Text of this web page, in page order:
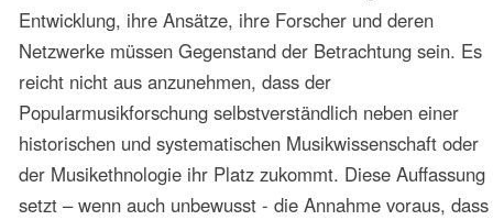
Volkskultur mit ihrer Konnotation des Höheren bzw.
Niederen richtete, war das Hauptanliegen von
Bestrebungen zur Erneuerung von Ansichten und
Verfahrensweisen in den Kultur- und Musikstudien, die
sich in Lateinamerika zunehmend in den 1960er Jahren
entwickelten. Die Publikumswirksamkeit von Festivals der
Popularmusik und ihre Verbreitung durch die Medien in
einer Zeit des Interesses für die Fragen der
Massenkommunikation rief ins Bewusstsein, dass die
Erforschung dieses Phänomens rückständig oder gar nicht